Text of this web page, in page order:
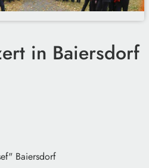
in Baiersdorf
Baiersdorf